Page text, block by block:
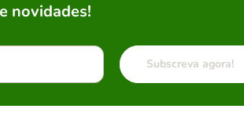
novidades!
Subscreva agora!